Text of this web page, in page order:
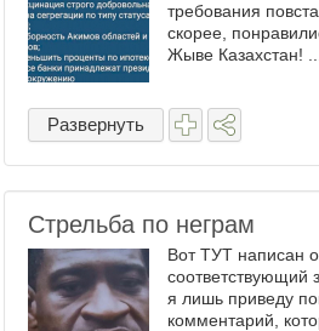
требования
скорее,
Жыве Казахстан! ...
Развернуть
Стрельба по неграм
Вот ТУТ написан
соответствующий
я лишь приведу
комментарий,